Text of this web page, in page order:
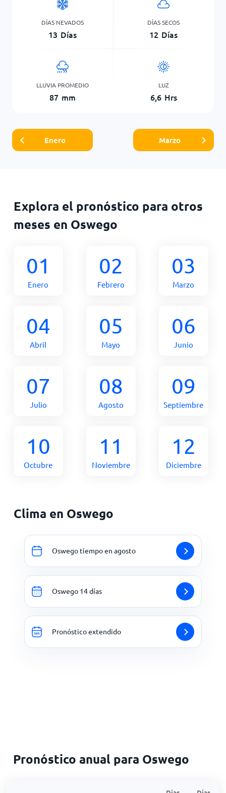
DÍAS NEVADOS
13 Días
DÍAS SECOS
12 Días
LLUVIA PROMEDIO
87 mm
LUZ
6,6 Hrs
Enero Marzo
Explora el pronóstico para otros
meses en Oswego
01
Enero
02
Febrero
03
Marzo
04
Abril
05
Mayo
06
Junio
07
Julio
08
Agosto
09
Septiembre
10
Octubre
11
Noviembre
12
Diciembre
Clima en Oswego
Oswego tiempo en agosto
Oswego 14 días
Pronóstico extendido
Pronóstico anual para Oswego